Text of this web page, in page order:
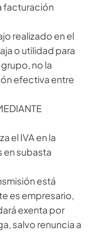
facturación
realizado en el
o utilidad para
no la
efectiva entre
el IVA en la
en subasta
está
es empresario,
exenta por
salvo renuncia a